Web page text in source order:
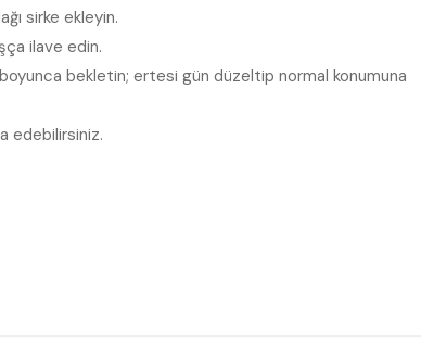
sirke ekleyin.
ilave edin.
bekletin; ertesi gün düzeltip normal konumuna
edebilirsiniz.